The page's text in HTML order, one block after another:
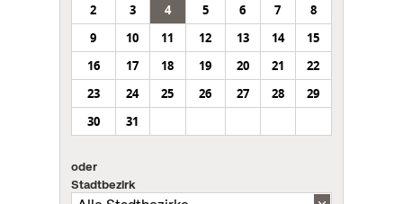
2
3 4 5 6 7
8
9
10 11 12 13 14
15
16
17 18 19 20 21
22
23
24 25 26 27 28
29
30
31
oder
Stadtbezirk